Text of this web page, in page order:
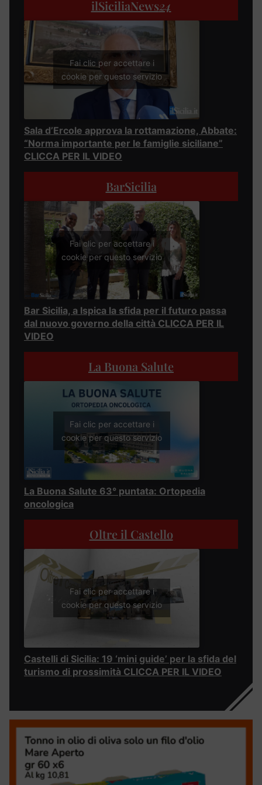
ilSiciliaNews24
Fai clic per accettare i
cookie per questo servizio
Sala d’Ercole approva la rottamazione, Abbate:
“Norma importante per le famiglie siciliane”
CLICCA PER IL VIDEO
BarSicilia
Fai clic per accettare i
cookie per questo servizio
Bar Sicilia, a Ispica la sfida per il futuro passa
dal nuovo governo della città CLICCA PER IL
VIDEO
La Buona Salute
Fai clic per accettare i
cookie per questo servizio
La Buona Salute 63° puntata: Ortopedia
oncologica
Oltre il Castello
Fai clic per accettare i
cookie per questo servizio
Castelli di Sicilia: 19 ‘mini guide’ per la sfida del
turismo di prossimità CLICCA PER IL VIDEO